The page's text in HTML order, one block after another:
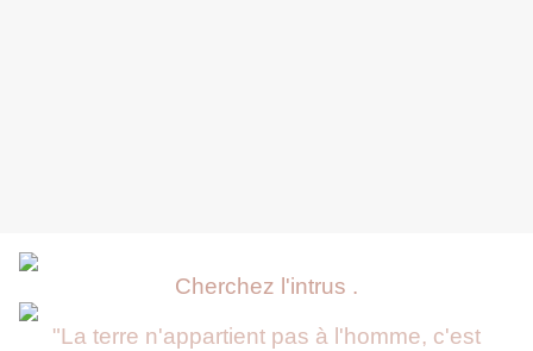
Cherchez l'intrus .
"La terre n'appartient pas à l'homme, c'est